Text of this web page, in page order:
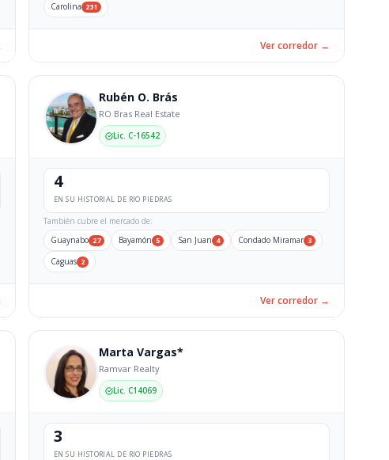
Carolina 231
Ver corredor →
Rubén O. Brás
RO Bras Real Estate
Lic. C-16542
4
EN SU HISTORIAL DE RIO PIEDRAS
También cubre el mercado de:
Guaynabo 27 Bayamón 5 San Juan 4 Condado Miramar 3
Caguas 2
Ver corredor →
Marta Vargas*
Ramvar Realty
Lic. C14069
3
EN SU HISTORIAL DE RIO PIEDRAS